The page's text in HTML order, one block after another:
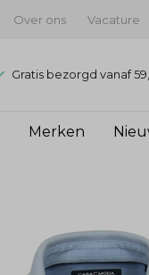
Over ons Vacature
Gratis bezorgd vanaf
Merken